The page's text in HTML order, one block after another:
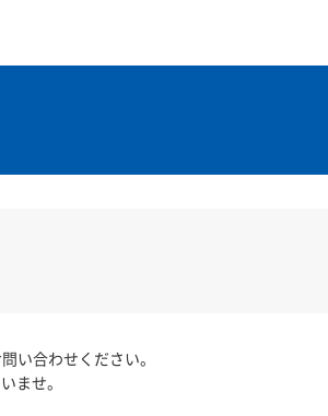
い合わせください。
ませ。